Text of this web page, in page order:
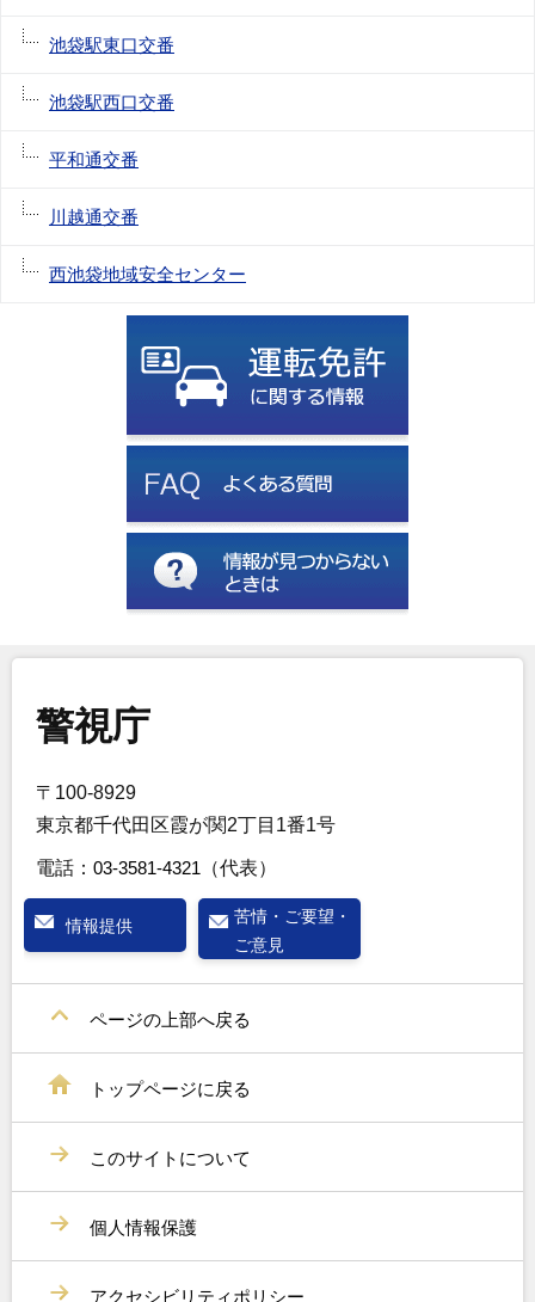
池袋駅東口交番
池袋駅西口交番
平和通交番
川越通交番
西池袋地域安全センター
警視庁
〒100-8929
東京都千代田区霞が関2丁目1番1号
電話： 03-3581-4321 （代表）
情報提供
苦情・ご要望・
ご意見
ページの上部へ戻る
トップページに戻る
このサイトについて
個人情報保護
アクセシビリティポリシー